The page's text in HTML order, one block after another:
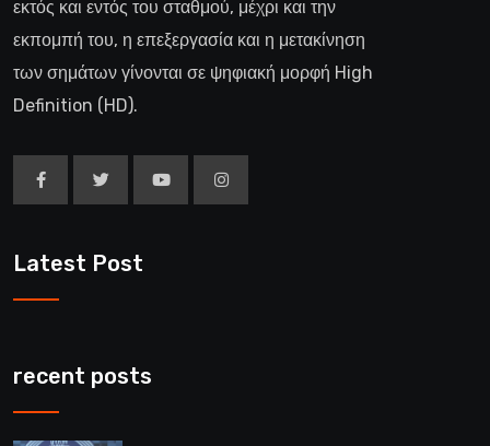
εκτός και εντός του σταθμού, μέχρι και την
εκπομπή του, η επεξεργασία και η μετακίνηση
των σημάτων γίνονται σε ψηφιακή μορφή High
Definition (HD).
Latest Post
recent posts